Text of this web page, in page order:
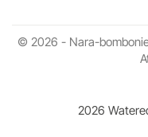
© 2026 - Nara-
2026